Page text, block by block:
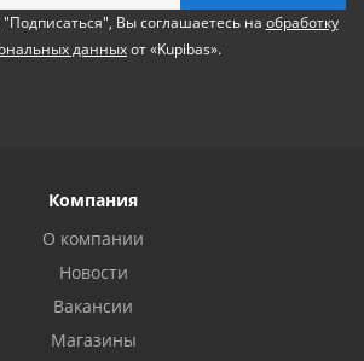
Вы соглашаетесь на обработку
данныхот «Kupibas».
Компания
О компании
Новости
Вакансии
Магазины